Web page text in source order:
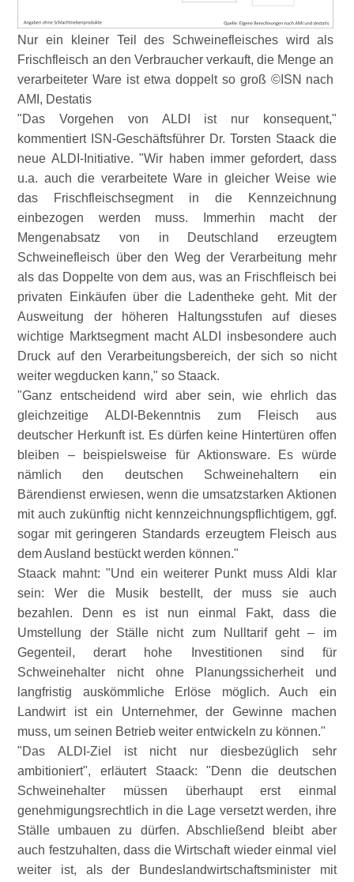
Nur ein kleiner Teil des Schweinefleisches wird als
Frischfleisch an den Verbraucher verkauft, die Menge an
verarbeiteter Ware ist etwa doppelt so groß ©ISN nach
AMI, Destatis
Das Vorgehen von ALDI ist nur konsequent,
kommentiert ISN-Geschäftsführer Dr. Torsten Staack die
neue ALDI-Initiative. Wir haben immer gefordert, dass
u.a. auch die verarbeitete Ware in gleicher Weise wie
das Frischfleischsegment in die Kennzeichnung
einbezogen werden muss. Immerhin macht der
Mengenabsatz von in Deutschland erzeugtem
Schweinefleisch über den Weg der Verarbeitung mehr
als das Doppelte von dem aus, was an Frischfleisch bei
privaten Einkäufen über die Ladentheke geht. Mit der
Ausweitung der höheren Haltungsstufen auf dieses
wichtige Marktsegment macht ALDI insbesondere auch
Druck auf den Verarbeitungsbereich, der sich so nicht
weiter wegducken kann, so Staack.
Ganz entscheidend wird aber sein, wie ehrlich das
gleichzeitige ALDI-Bekenntnis zum Fleisch aus
deutscher Herkunft ist. Es dürfen keine Hintertüren offen
bleiben – beispielsweise für Aktionsware. Es würde
nämlich den deutschen Schweinehaltern ein
Bärendienst erwiesen, wenn die umsatzstarken Aktionen
mit auch zukünftig nicht kennzeichnungspflichtigem, ggf.
sogar mit geringeren Standards erzeugtem Fleisch aus
dem Ausland bestückt werden können.
Staack mahnt: Und ein weiterer Punkt muss Aldi klar
sein: Wer die Musik bestellt, der muss sie auch
bezahlen. Denn es ist nun einmal Fakt, dass die
Umstellung der Ställe nicht zum Nulltarif geht – im
Gegenteil, derart hohe Investitionen sind für
Schweinehalter nicht ohne Planungssicherheit und
langfristig auskömmliche Erlöse möglich. Auch ein
Landwirt ist ein Unternehmer, der Gewinne machen
muss, um seinen Betrieb weiter entwickeln zu können.
Das ALDI-Ziel ist nicht nur diesbezüglich sehr
ambitioniert , erläutert Staack: Denn die deutschen
Schweinehalter müssen überhaupt erst einmal
genehmigungsrechtlich in die Lage versetzt werden, ihre
Ställe umbauen zu dürfen. Abschließend bleibt aber
auch festzuhalten, dass die Wirtschaft wieder einmal viel
weiter ist, als der Bundeslandwirtschaftsminister mit